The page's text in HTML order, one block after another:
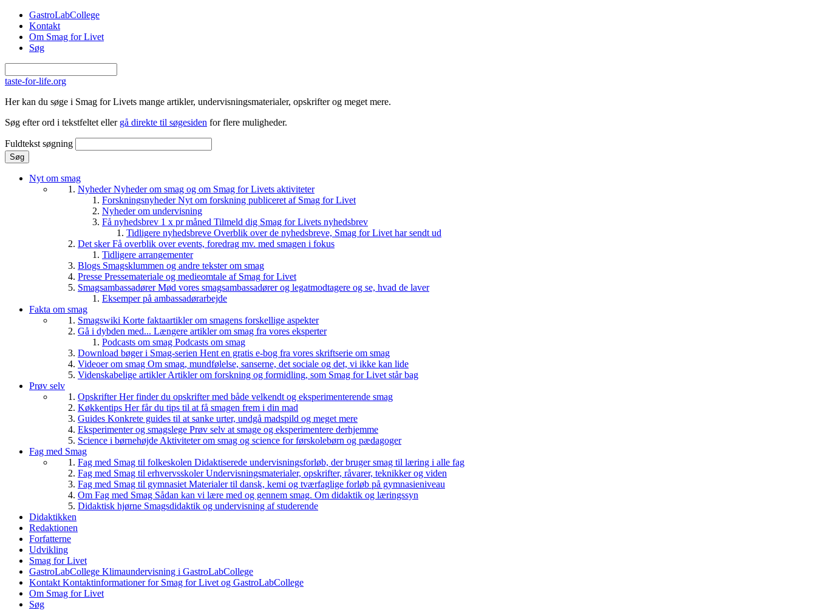
Gå til hovedindhold
GastroLabCollege
Kontakt
Om Smag for Livet
Søg
taste-for-life.org
Her kan du søge i Smag for Livets mange artikler, undervisningsmaterialer, opskrifter og meget mere.
Søg efter ord i tekstfeltet eller gå direkte til søgesiden for flere muligheder.
Fuldtekst søgning
Nyt om smag
NyhederNyheder om smag og om Smag for Livets aktiviteter
ForskningsnyhederNyt om forskning publiceret af Smag for Livet
Nyheder om undervisning
Få nyhedsbrev 1 x pr måned Tilmeld dig Smag for Livets nyhedsbrev
Tidligere nyhedsbreve Overblik over de nyhedsbreve, Smag for Livet har sendt ud
Det skerFå overblik over events, foredrag mv. med smagen i fokus
Tidligere arrangementer
Blogs Smagsklummen og andre tekster om smag
Presse Pressemateriale og medieomtale af Smag for Livet
SmagsambassadørerMød vores smagsambassadører og legatmodtagere og se, hvad de laver
Eksemper på ambassadørarbejde
Fakta om smag
Smagswiki Korte faktaartikler om smagens forskellige aspekter
Gå i dybden med... Længere artikler om smag fra vores eksperter
Podcasts om smag Podcasts om smag
Download bøger i Smag-serien Hent en gratis e-bog fra vores skriftserie om smag
Videoer om smag Om smag, mundfølelse, sanserne, det sociale og det, vi ikke kan lide
Videnskabelige artiklerArtikler om forskning og formidling, som Smag for Livet står bag
Prøv selv
OpskrifterHer finder du opskrifter med både velkendt og eksperimenterende smag
Køkkentips Her får du tips til at få smagen frem i din mad
Guides Konkrete guides til at sanke urter, undgå madspild og meget mere
Eksperimenter og smagslege Prøv selv at smage og eksperimentere derhjemme
Science i børnehøjde Aktiviteter om smag og science for førskolebørn og pædagoger
Fag med Smag
Fag med Smag til folkeskolen Didaktiserede undervisningsforløb, der bruger smag til læring i alle fag
Fag med Smag til erhvervsskolerUndervisningsmaterialer, opskrifter, råvarer, teknikker og viden
Fag med Smag til gymnasiet Materialer til dansk, kemi og tværfaglige forløb på gymnasieniveau
Om Fag med Smag Sådan kan vi lære med og gennem smag. Om didaktik og læringssyn
Didaktisk hjørne Smagsdidaktik og undervisning af studerende
Didaktikken
Redaktionen
Forfatterne
Udvikling
Smag for Livet
GastroLabCollege Klimaundervisning i GastroLabCollege
Kontakt Kontaktinformationer for Smag for Livet og GastroLabCollege
Om Smag for Livet
Søg